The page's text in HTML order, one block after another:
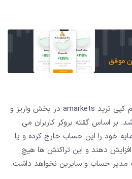
یکی دیگر از مزایای بسیار مهم کپی ترید amarkets در بخش واریز و
بر اساس گقته بروکر کاربران می
خود را این حساب خارج کرده و یا
افزایش دهند و این تراکنش ها هیچ
مدیر حساب و سایرین نخواهد داشت.